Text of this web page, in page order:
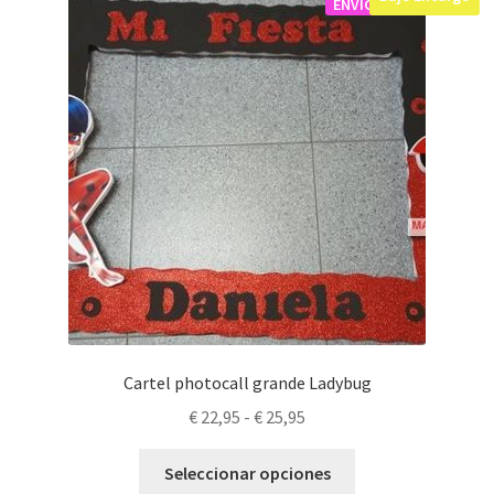
ENVÍOS
Cartel photocall grande Ladybug
€ 22,95 - € 25,95
precios:
Seleccionar opciones